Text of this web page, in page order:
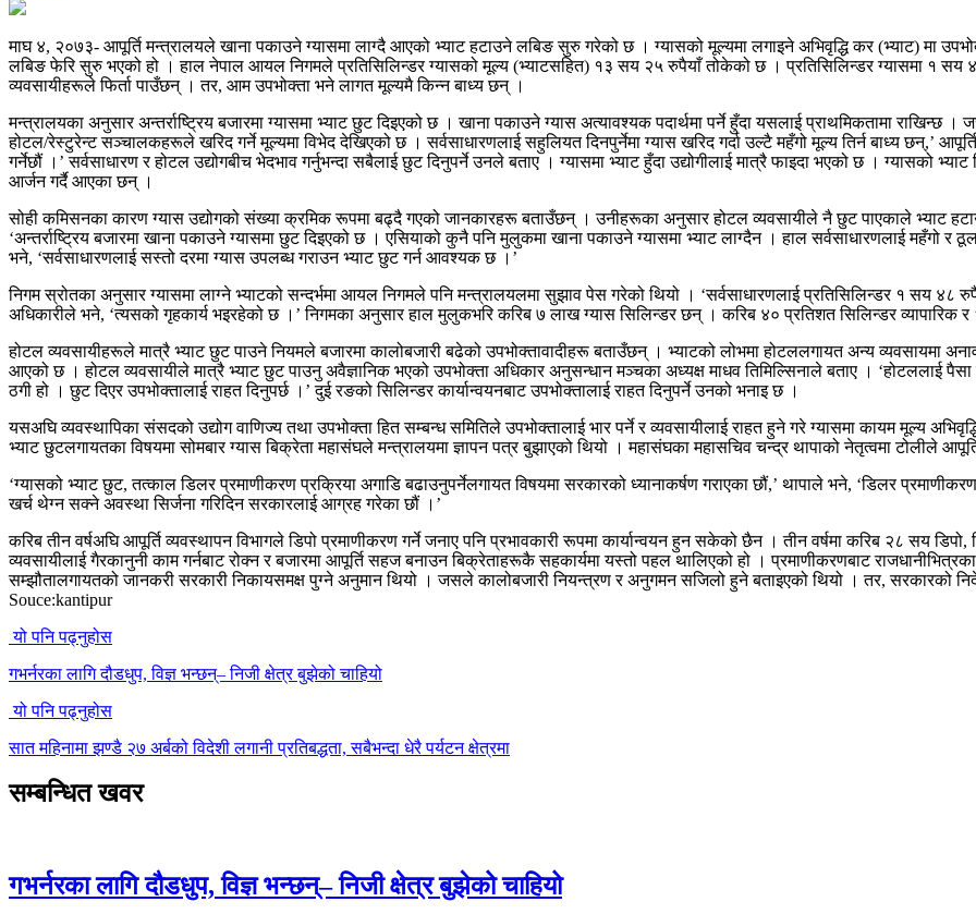
माघ ४, २०७३- आपूर्ति मन्त्रालयले खाना पकाउने ग्यासमा लाग्दै आएको भ्याट हटाउने लबिङ सुरु गरेको छ । ग्यासको मूल्यमा लगाइने अभिवृद्धि कर (भ्याट) मा
लबिङ फेरि सुरु भएको हो । हाल नेपाल आयल निगमले प्रतिसिलिन्डर ग्यासको मूल्य (भ्याटसहित) १३ सय २५ रुपैयाँ तोकेको छ । प्रतिसिलिन्डर ग्यासमा १ सय
व्यवसायीहरूले फिर्ता पाउँछन् । तर, आम उपभोक्ता भने लागत मूल्यमै किन्न बाध्य छन् ।
मन्त्रालयका अनुसार अन्तर्राष्ट्रिय बजारमा ग्यासमा भ्याट छुट दिइएको छ । खाना पकाउने ग्यास अत्यावश्यक पदार्थमा पर्ने हुँदा यसलाई प्राथमिकतामा राखिन्छ
होटल/रेस्टुरेन्ट सञ्चालकहरूले खरिद गर्ने मूल्यमा विभेद देखिएको छ । सर्वसाधारणलाई सहुलियत दिनपुर्नेमा ग्यास खरिद गर्दा उल्टै महँगो मूल्य तिर्न बाध्य छन्,’
गर्नेछौं ।’ सर्वसाधारण र होटल उद्योगबीच भेदभाव गर्नुभन्दा सबैलाई छुट दिनुपर्ने उनले बताए । ग्यासमा भ्याट हुँदा उद्योगीलाई मात्रै फाइदा भएको छ । ग्यासको
आर्जन गर्दै आएका छन् ।
सोही कमिसनका कारण ग्यास उद्योगको संख्या क्रमिक रूपमा बढ्दै गएको जानकारहरू बताउँछन् । उनीहरूका अनुसार होटल व्यवसायीले नै छुट पाएकाले भ्याट
‘अन्तर्राष्ट्रिय बजारमा खाना पकाउने ग्यासमा छुट दिइएको छ । एसियाको कुनै पनि मुलुकमा खाना पकाउने ग्यासमा भ्याट लाग्दैन । हाल सर्वसाधारणलाई महँगो र
भने, ‘सर्वसाधारणलाई सस्तो दरमा ग्यास उपलब्ध गराउन भ्याट छुट गर्न आवश्यक छ ।’
निगम स्रोतका अनुसार ग्यासमा लाग्ने भ्याटको सन्दर्भमा आयल निगमले पनि मन्त्रालयलमा सुझाव पेस गरेको थियो । ‘सर्वसाधारणलाई प्रतिसिलिन्डर १ सय ४८
अधिकारीले भने, ‘त्यसको गृहकार्य भइरहेको छ ।’ निगमका अनुसार हाल मुलुकभरि करिब ७ लाख ग्यास सिलिन्डर छन् । करिब ४० प्रतिशत सिलिन्डर व्यापारिक
होटल व्यवसायीहरूले मात्रै भ्याट छुट पाउने नियमले बजारमा कालोबजारी बढेको उपभोक्तावादीहरू बताउँछन् । भ्याटको लोभमा होटललगायत अन्य व्यवसायमा
आएको छ । होटल व्यवसायीले मात्रै भ्याट छुट पाउनु अवैज्ञानिक भएको उपभोक्ता अधिकार अनुसन्धान मञ्चका अध्यक्ष माधव तिमिल्सिनाले बताए । ‘होटललाई पैसा
ठगी हो । छुट दिएर उपभोक्तालाई राहत दिनुपर्छ ।’ दुई रङको सिलिन्डर कार्यान्वयनबाट उपभोक्तालाई राहत दिनुपर्ने उनको भनाइ छ ।
यसअघि व्यवस्थापिका संसदको उद्योग वाणिज्य तथा उपभोक्ता हित सम्बन्ध समितिले उपभोक्तालाई भार पर्ने र व्यवसायीलाई राहत हुने गरे ग्यासमा कायम मूल्य
भ्याट छुटलगायतका विषयमा सोमबार ग्यास बिक्रेता महासंघले मन्त्रालयमा ज्ञापन पत्र बुझाएको थियो । महासंघका महासचिव चन्द्र थापाको नेतृत्वमा टोलीले
‘ग्यासको भ्याट छुट, तत्काल डिलर प्रमाणीकरण प्रक्रिया अगाडि बढाउनुपर्नेलगायत विषयमा सरकारको ध्यानाकर्षण गराएका छौं,’ थापाले भने, ‘डिलर
खर्च थेग्न सक्ने अवस्था सिर्जना गरिदिन सरकारलाई आग्रह गरेका छौं ।’
करिब तीन वर्षअघि आपूर्ति व्यवस्थापन विभागले डिपो प्रमाणीकरण गर्ने जनाए पनि प्रभावकारी रूपमा कार्यान्वयन हुन सकेको छैन । तीन वर्षमा करिब २८ सय
व्यवसायीलाई गैरकानुनी काम गर्नबाट रोक्न र बजारमा आपूर्ति सहज बनाउन बिक्रेताहरूकै सहकार्यमा यस्तो पहल थालिएको हो । प्रमाणीकरणबाट
सम्झौतालगायतको जानकरी सरकारी निकायसमक्ष पुग्ने अनुमान थियो । जसले कालोबजारी नियन्त्रण र अनुगमन सजिलो हुने बताइएको थियो । तर, सरकारको
Souce:kantipur
यो पनि पढ्नुहोस
गभर्नरका लागि दौडधुप, विज्ञ भन्छन्– निजी क्षेत्र बुझेको चाहियो
यो पनि पढ्नुहोस
सात महिनामा झण्डै २७ अर्बको विदेशी लगानी प्रतिबद्धता, सबैभन्दा धेरै पर्यटन क्षेत्रमा
सम्बन्धित खवर
गभर्नरका लागि दौडधुप, विज्ञ भन्छन्– निजी क्षेत्र बुझेको चाहियो